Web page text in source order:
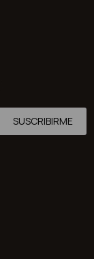
SUSCRIBIRME